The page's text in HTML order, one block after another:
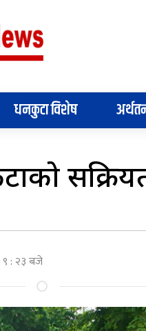
धनकुटा विशेष
९ : २३ बजे